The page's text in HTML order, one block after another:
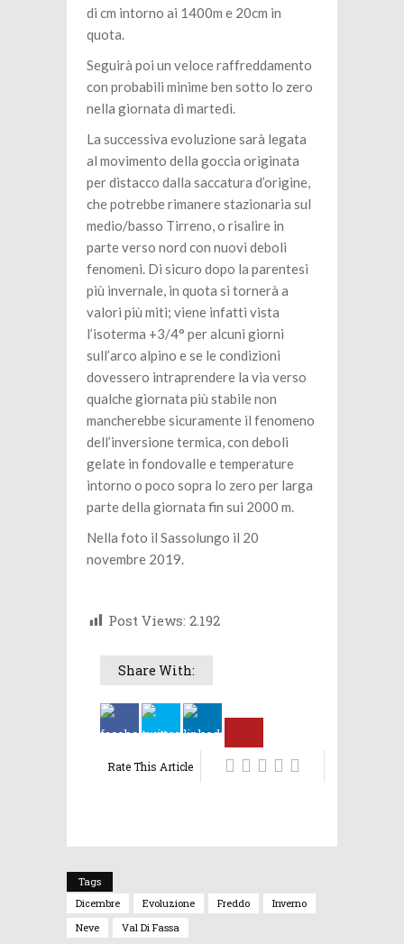
di cm intorno ai 1400m e 20cm in
quota.
Seguirà poi un veloce raffreddamento
con probabili minime ben sotto lo zero
nella giornata di martedì.
La successiva evoluzione sarà legata
al movimento della goccia originata
per distacco dalla saccatura d’origine,
che potrebbe rimanere stazionaria sul
medio/basso Tirreno, o risalire in
parte verso nord con nuovi deboli
fenomeni. Di sicuro dopo la parentesi
più invernale, in quota si tornerà a
valori più miti; viene infatti vista
l’isoterma +3/4° per alcuni giorni
sull’arco alpino e se le condizioni
dovessero intraprendere la via verso
qualche giornata più stabile non
mancherebbe sicuramente il fenomeno
dell’inversione termica, con deboli
gelate in fondovalle e temperature
intorno o poco sopra lo zero per larga
parte della giornata fin sui 2000 m.
Nella foto il Sassolungo il 20
novembre 2019.
Post Views: 2.192
Share With:
Rate This Article
Tags
Dicembre
Evoluzione Freddo
Inverno
Neve
Val Di Fassa